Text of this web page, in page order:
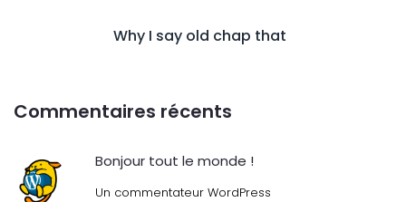
Why I say old chap that
Commentaires récents
Bonjour tout le monde !
Un commentateur WordPress